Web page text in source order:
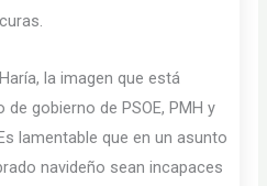
la imagen que está
gobierno de PSOE, PMH y
lamentable que en un asunto
navideño sean incapaces